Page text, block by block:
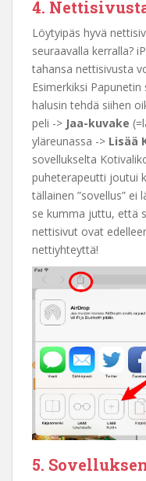
4.
Löytyipäs hyvä
seuraavalla kerralla?
tahansa nettisivusta
Esimerkiksi
halusin tehdä siihen
peli -> Jaa-kuvake
yläreunassa -> Lisää
sovellukselta
puheterapeutti joutui
tällainen ”sovellus” ei
se kumma juttu, että
nettisivut ovat
nettiyhteyttä!
5.